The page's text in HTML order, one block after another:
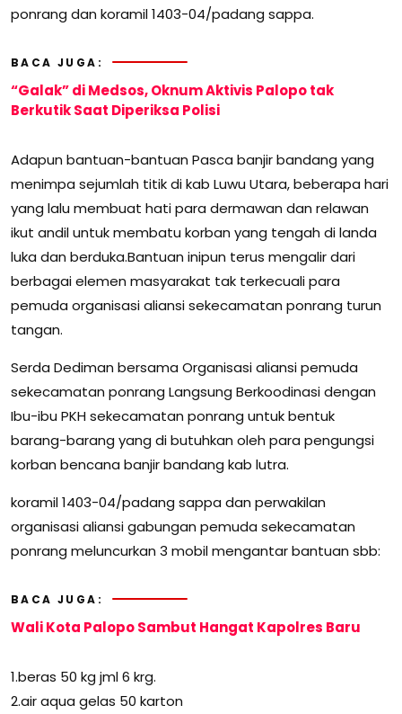
ponrang dan koramil 1403-04/padang sappa.
BACA JUGA:
“Galak” di Medsos, Oknum Aktivis Palopo tak
Berkutik Saat Diperiksa Polisi
Adapun bantuan-bantuan Pasca banjir bandang yang
menimpa sejumlah titik di kab Luwu Utara, beberapa hari
yang lalu membuat hati para dermawan dan relawan
ikut andil untuk membatu korban yang tengah di landa
luka dan berduka.Bantuan inipun terus mengalir dari
berbagai elemen masyarakat tak terkecuali para
pemuda organisasi aliansi sekecamatan ponrang turun
tangan.
Serda Dediman bersama Organisasi aliansi pemuda
sekecamatan ponrang Langsung Berkoodinasi dengan
Ibu-ibu PKH sekecamatan ponrang untuk bentuk
barang-barang yang di butuhkan oleh para pengungsi
korban bencana banjir bandang kab lutra.
koramil 1403-04/padang sappa dan perwakilan
organisasi aliansi gabungan pemuda sekecamatan
ponrang meluncurkan 3 mobil mengantar bantuan sbb:
BACA JUGA:
Wali Kota Palopo Sambut Hangat Kapolres Baru
1.beras 50 kg jml 6 krg.
2.air aqua gelas 50 karton